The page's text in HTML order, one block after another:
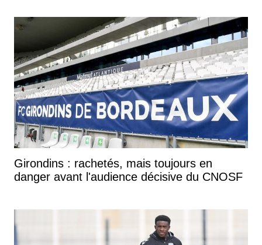
Girondins : rachetés, mais toujours en
danger avant l'audience décisive du CNOSF